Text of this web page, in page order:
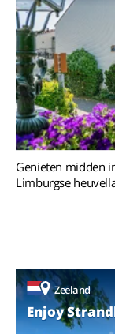
Genieten midden
Limburgse
Zeeland
Enjoy